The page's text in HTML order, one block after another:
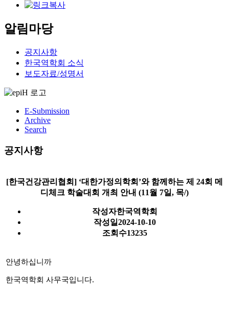
알림마당
공지사항
한국역학회 소식
보도자료/성명서
E-Submission
Archive
Search
공지사항
[한국건강관리협회] ‘대한가정의학회’와 함께하는 제 24회 메
디체크 학술대회 개최 안내 (11월 7일, 목/)
작성자한국역학회
작성일2024-10-10
조회수13235
안녕하십니까
한국역학회 사무국입니다.